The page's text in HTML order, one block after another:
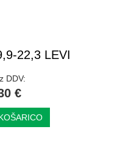
22,3 LEVI
DDV:
€